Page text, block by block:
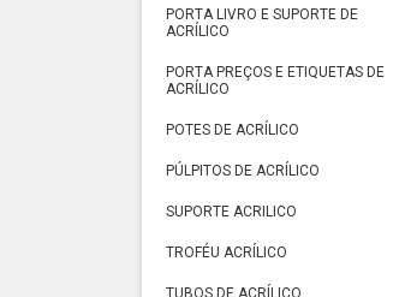
PORTA LIVRO E SUPORTE DE
ACRÍLICO
PORTA PREÇOS E ETIQUETAS DE
ACRÍLICO
POTES DE ACRÍLICO
PÚLPITOS DE ACRÍLICO
SUPORTE ACRILICO
TROFÉU ACRÍLICO
TUBOS DE ACRÍLICO